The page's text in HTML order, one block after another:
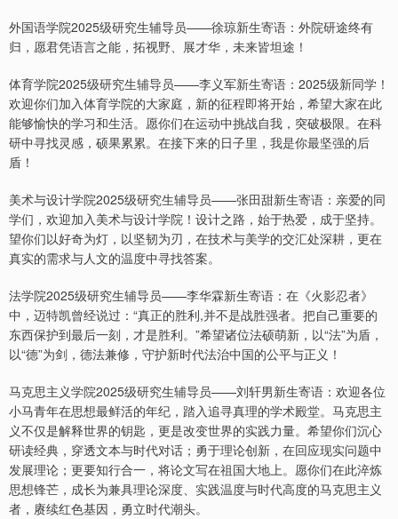
外国语学院2025级研究生辅导员——徐琼新生寄语：外院研途终有
归，愿君凭语言之能，拓视野、展才华，未来皆坦途！
体育学院2025级研究生辅导员——李义军新生寄语：2025级新同学！
欢迎你们加入体育学院的大家庭，新的征程即将开始，希望大家在此
能够愉快的学习和生活。愿你们在运动中挑战自我，突破极限。在科
研中寻找灵感，硕果累累。在接下来的日子里，我是你最坚强的后
盾！
美术与设计学院2025级研究生辅导员——张田甜新生寄语：亲爱的同
学们，欢迎加入美术与设计学院！设计之路，始于热爱，成于坚持。
望你们以好奇为灯，以坚韧为刃，在技术与美学的交汇处深耕，更在
真实的需求与人文的温度中寻找答案。
法学院2025级研究生辅导员——李华霖新生寄语：在《火影忍者》
中，迈特凯曾经说过：“真正的胜利,并不是战胜强者。把自己重要的
东西保护到最后一刻，才是胜利。”希望诸位法硕萌新，以“法”为盾，
以“德”为剑，德法兼修，守护新时代法治中国的公平与正义！
马克思主义学院2025级研究生辅导员——刘轩男新生寄语：欢迎各位
小马青年在思想最鲜活的年纪，踏入追寻真理的学术殿堂。马克思主
义不仅是解释世界的钥匙，更是改变世界的实践力量。希望你们沉心
研读经典，穿透文本与时代对话；勇于理论创新，在回应现实问题中
发展理论；更要知行合一，将论文写在祖国大地上。愿你们在此淬炼
思想锋芒，成长为兼具理论深度、实践温度与时代高度的马克思主义
者，赓续红色基因，勇立时代潮头。